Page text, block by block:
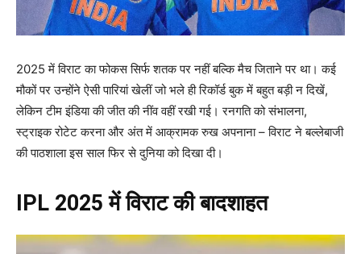
2025 में विराट का फोकस सिर्फ शतक पर नहीं बल्कि मैच जिताने पर था। कई
मौकों पर उन्होंने ऐसी पारियां खेलीं जो भले ही रिकॉर्ड बुक में बहुत बड़ी न दिखें,
लेकिन टीम इंडिया की जीत की नींव वहीं रखी गई। रनगति को संभालना,
स्ट्राइक रोटेट करना और अंत में आक्रामक रुख अपनाना – विराट ने बल्लेबाजी
की पाठशाला इस साल फिर से दुनिया को दिखा दी।
IPL 2025 में विराट की बादशाहत